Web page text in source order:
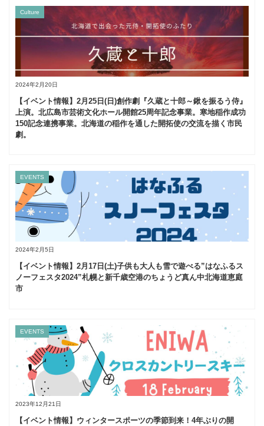
2024年2月20日
Culture
【イベント情報】2月25日(日)創作劇『久蔵と十郎～鍬を振るう侍』
上演。北広島市芸術文化ホール開館25周年記念事業。寒地稲作成功
150記念連携事業。北海道の稲作を通した開拓使の交流を描く市民
劇。
2024年2月5日
EVENTS
【イベント情報】2月17日(土)子供も大人も雪で遊べる”はなふるス
ノーフェスタ2024”札幌と新千歳空港のちょうど真ん中北海道恵庭
市
2023年12月21日
EVENTS
【イベント情報】ウィンタースポーツの季節到来！4年ぶりの開